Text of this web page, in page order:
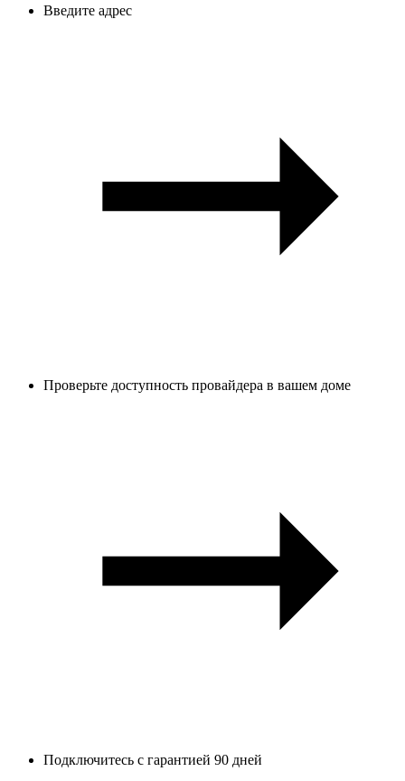
Введите адрес
Проверьте доступность провайдера в вашем доме
Подключитесь с гарантией 90 дней